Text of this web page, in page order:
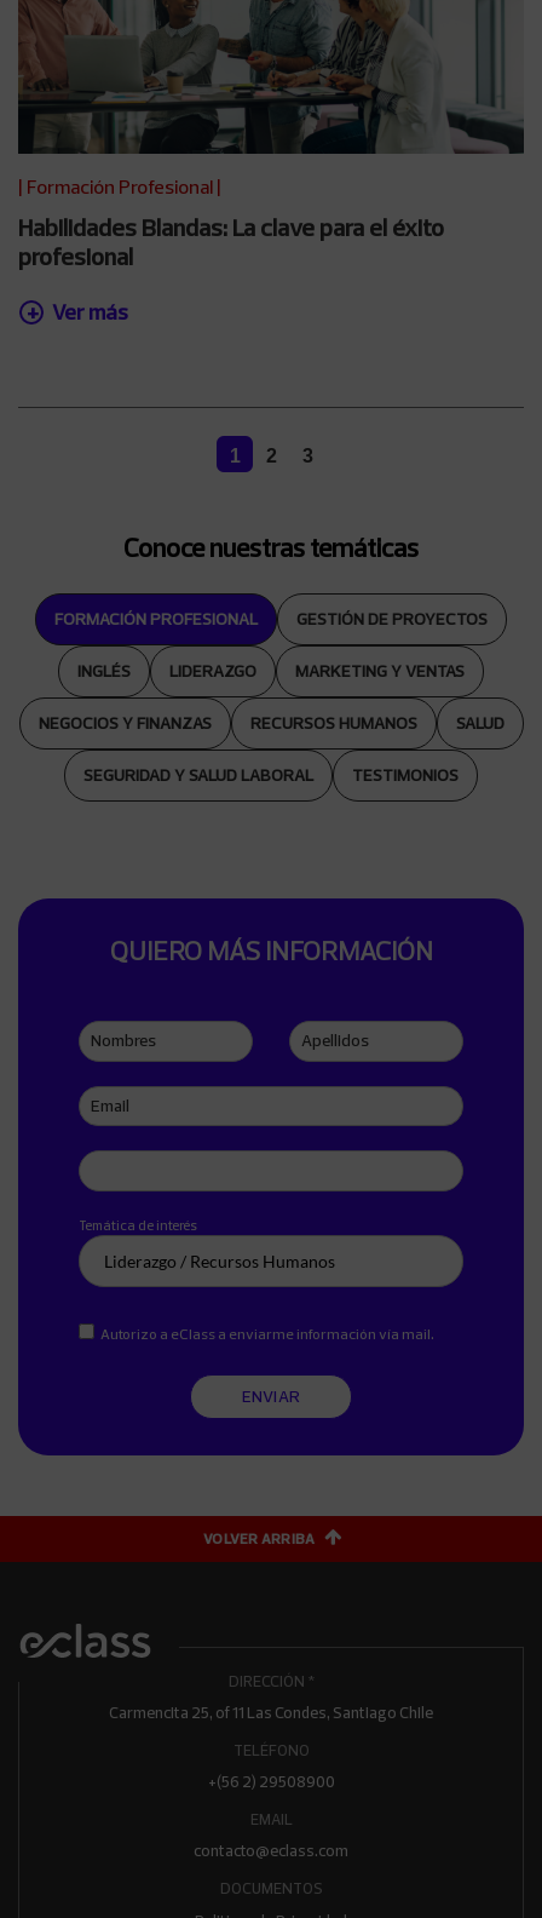
| Formación Profesional |
Habilidades Blandas: La clave para el éxito
profesional
Ver más
1 2 3
Conoce nuestras temáticas
FORMACIÓN PROFESIONAL GESTIÓN DE PROYECTOS
INGLÉS LIDERAZGO MARKETING Y VENTAS
NEGOCIOS Y FINANZAS RECURSOS HUMANOS SALUD
SEGURIDAD Y SALUD LABORAL TESTIMONIOS
QUIERO MÁS INFORMACIÓN
Nombres Apellidos
Email
Temática de interés
Autorizo a eClass a enviarme información vía mail.
ENVIAR
VOLVER ARRIBA
DIRECCIÓN *
Carmencita 25, of 11 Las Condes, Santiago Chile
TELÉFONO
+(56 2) 29508900
EMAIL
contacto@eclass.com
DOCUMENTOS